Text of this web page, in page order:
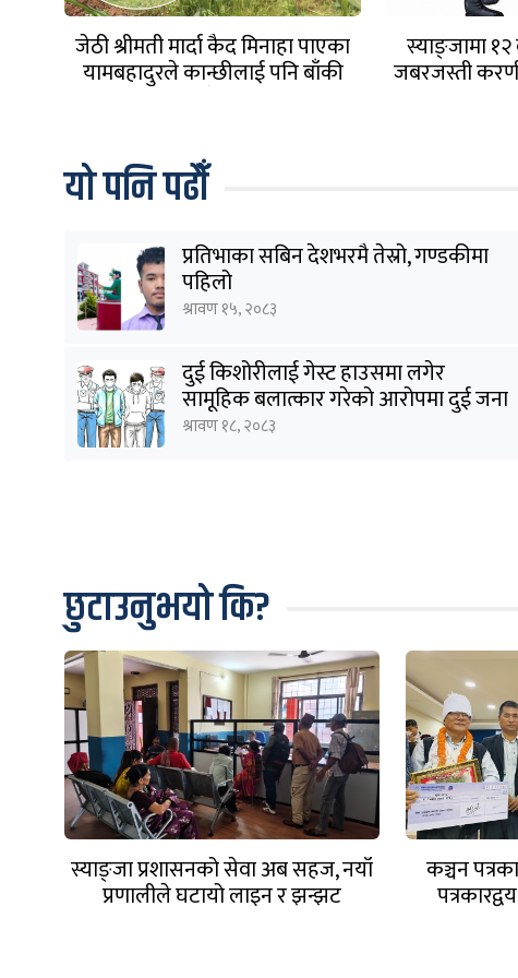
जेठी श्रीमती मार्दा कैद मिनाहा पाएका
यामबहादुरले कान्छीलाई पनि बाँकी
स्याङ्जामा १२
जबरजस्ती
यो पनि पढौँ
प्रतिभाका सबिन देशभरमै तेस्रो, गण्डकीमा
पहिलो
श्रावण १५, २०८३
दुई किशोरीलाई गेस्ट हाउसमा लगेर
सामूहिक बलात्कार गरेको आरोपमा दुई जना
पक्राउ
श्रावण १८, २०८३
छुटाउनुभयो कि?
स्याङ्जा प्रशासनको सेवा अब सहज, नयाँ
प्रणालीले घटायो लाइन र झन्झट
कञ्चन